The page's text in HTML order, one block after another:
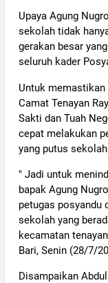
Upaya Agung
sekolah tidak
gerakan besar
seluruh kader
Untuk
Camat Tenayan
Sakti dan Tuah
cepat melakukan
yang putus
" Jadi untuk
bapak Agung
petugas posyandu
sekolah yang
kecamatan
Bari, Senin (28/7/
Disampaikan